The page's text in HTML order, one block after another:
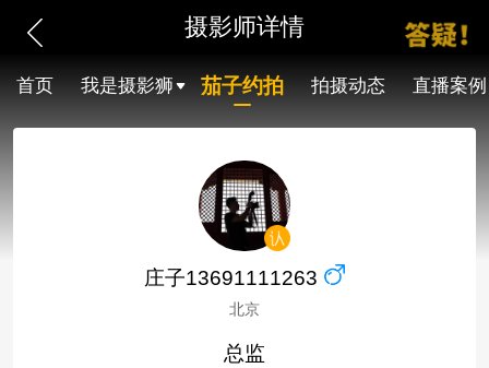
摄影师详情
首页 我是摄影狮 茄子约拍 拍摄动态 直播案例
庄子13691111263
北京
总监